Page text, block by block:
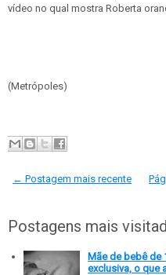
vídeo no qual mostra Roberta
(Metrópoles)
← Postagem mais recente
Postagens mais
Mãe de bebê de
exclusiva, o que